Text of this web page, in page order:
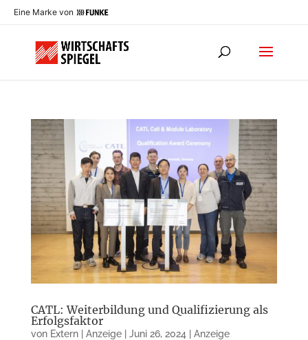
Eine Marke von
CATL: Weiterbildung und Qualifizierung als
Erfolgsfaktor
von Extern | Anzeige| Juni 26, 2024 Anzeige